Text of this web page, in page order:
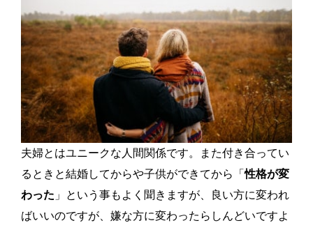
夫婦とはユニークな人間関係です。また付き合ってい
るときと結婚してからや子供ができてから「性格が変
わった 」という事もよく聞きますが、良い方に変われ
ばいいのですが、嫌な方に変わったらしんどいですよ